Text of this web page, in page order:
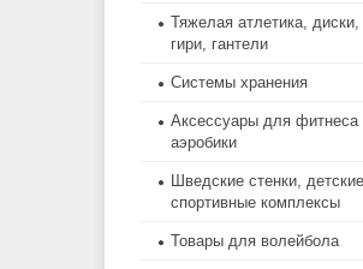
Тяжелая атлетика, диски,
гири, гантели
Системы хранения
Аксессуары для фитнеса
аэробики
Шведские стенки, детские
спортивные комплексы
Товары для волейбола